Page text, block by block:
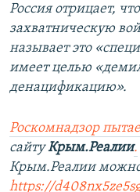
Россия отрицает,
захватническую
называет это
имеет целью
денацификацию».
Роскомнадзор
сайтуКрым.Реалии.
Крым.Реалии
https://